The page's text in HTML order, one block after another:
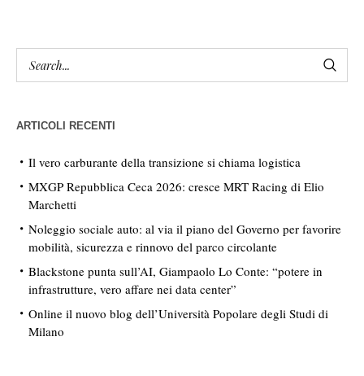
ARTICOLI RECENTI
Il vero carburante della transizione si chiama logistica
MXGP Repubblica Ceca 2026: cresce MRT Racing di Elio
Marchetti
Noleggio sociale auto: al via il piano del Governo per favorire
mobilità, sicurezza e rinnovo del parco circolante
Blackstone punta sull’AI, Giampaolo Lo Conte: “potere in
infrastrutture, vero affare nei data center”
Online il nuovo blog dell’Università Popolare degli Studi di
Milano